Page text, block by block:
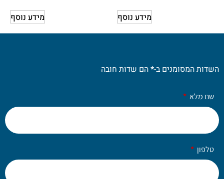
מידע נוסף מידע נוסף
השדות המסומנים ב-*הם שדות חובה
שם מלא
טלפון